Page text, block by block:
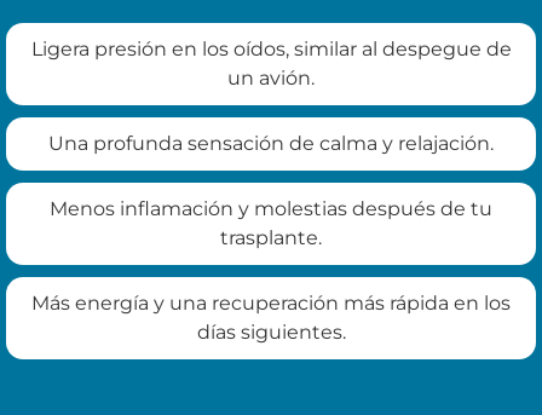
Ligera presión en los oídos, similar al despegue de
un avión.
Una profunda sensación de calma y relajación.
Menos inflamación y molestias después de tu
trasplante.
Más energía y una recuperación más rápida en los
días siguientes.